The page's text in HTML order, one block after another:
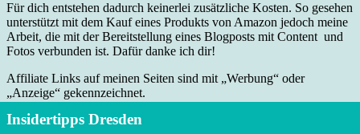
Für dich entstehen dadurch keinerlei zusätzliche Kosten. So gesehen
unterstützt mit dem Kauf eines Produkts von Amazon jedoch meine
Arbeit, die mit der Bereitstellung eines Blogposts mit Content und
Fotos verbunden ist. Dafür danke ich dir!
Affiliate Links auf meinen Seiten sind mit „Werbung“ oder
„Anzeige“ gekennzeichnet.
Insidertipps Dresden